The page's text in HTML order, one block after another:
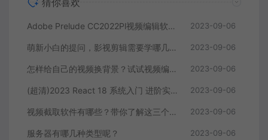
猜你喜欢
Adobe Prelude CC2022Pl视频编辑软件中文直装版 2023-09-06
萌新小白的提问，影视剪辑需要学哪几个软件？ 2023-09-06
怎样给自己的视频换背景？试试视频编辑软件 2023-09-06
(超清)2023 React 18 系统入门 进阶实战《欢乐购》 2023-09-06
视频截取软件有哪些？带你了解这三个视频编辑软件 2023-09-06
服务器有哪几种类型呢？ 2023-09-06